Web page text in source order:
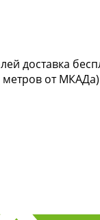
доставка
метров от